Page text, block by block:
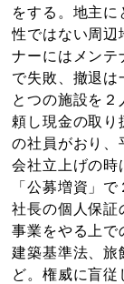
をする。地主
性ではない周辺
ナーにはメンテ
で失敗、撤退は
とつの施設を
頼し現金の取り
の社員がおり、
会社立上げの時
「公募増資」
社長の個人保証
事業をやる上で
建築基準法、旅
ど。権威に盲